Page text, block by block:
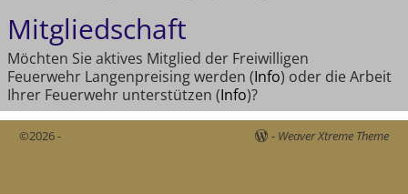
Mitgliedschaft
Möchten Sie aktives Mitglied der Freiwilligen
Feuerwehr Langenpreising werden (Info) oder die Arbeit
Ihrer Feuerwehr unterstützen (Info)?
©2026 - - Weaver Xtreme Theme